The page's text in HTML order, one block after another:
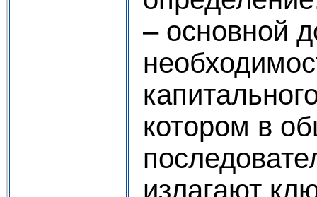
– основной
котором в
излагают